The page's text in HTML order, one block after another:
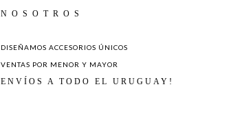
NOSOTROS
DISEÑAMOS ACCESORIOS ÚNICOS
VENTAS POR MENOR Y MAYOR
ENVÍOS A TODO EL URUGUAY!